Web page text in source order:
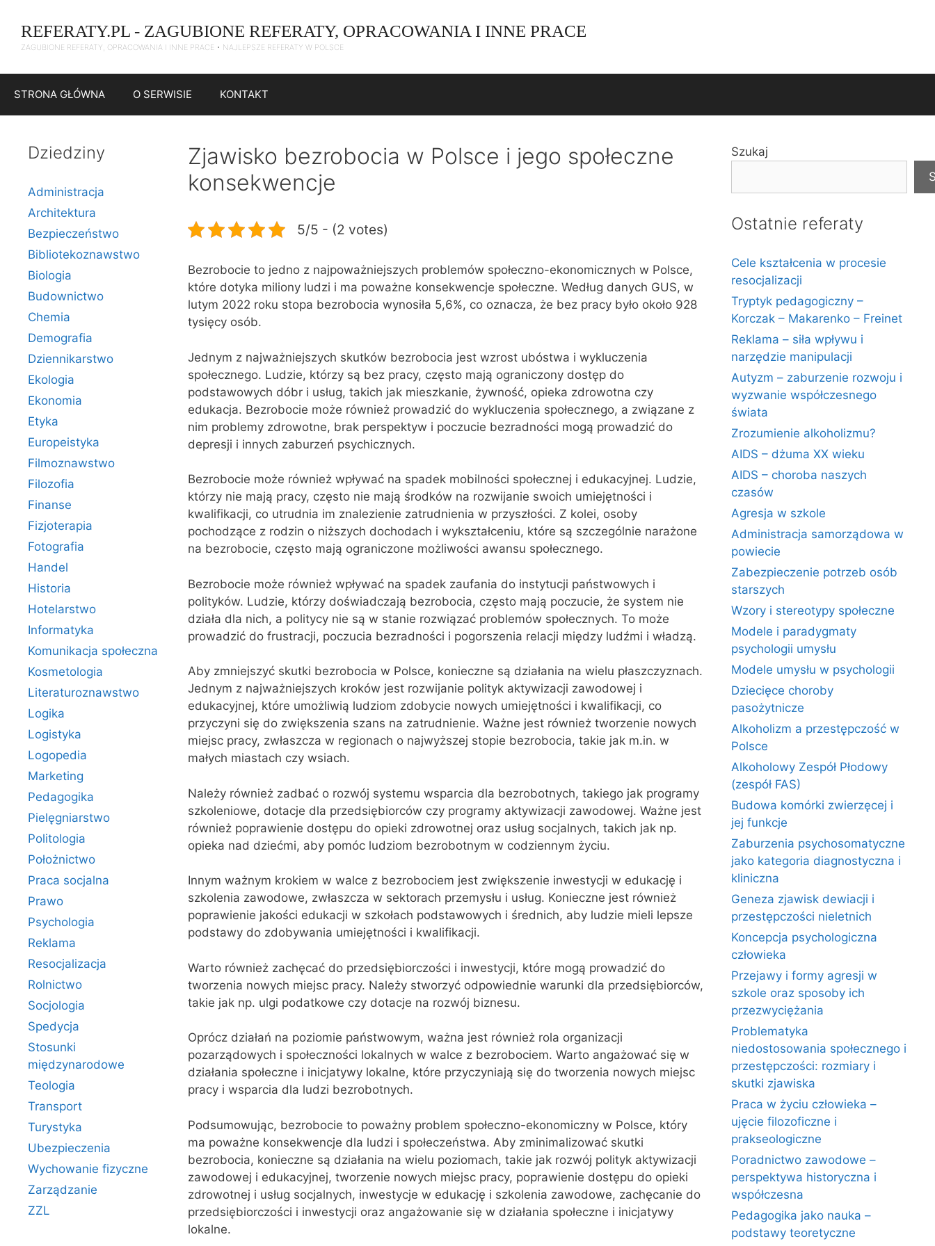
treści
REFERATY.PL - ZAGUBIONE REFERATY, OPRACOWANIA I INNE PRACE
ZAGUBIONE REFERATY, OPRACOWANIA I INNE PRACE • NAJLEPSZE REFERATY W POLSCE
STRONA GŁÓWNA O SERWISIE KONTAKT
Zjawisko bezrobocia w Polsce i jego społeczne
konsekwencje
5/5 - (2 votes)
Bezrobocie to jedno z najpoważniejszych problemów społeczno-ekonomicznych w Polsce,
które dotyka miliony ludzi i ma poważne konsekwencje społeczne. Według danych GUS, w
lutym 2022 roku stopa bezrobocia wynosiła 5,6%, co oznacza, że bez pracy było około 928
tysięcy osób.
Jednym z najważniejszych skutków bezrobocia jest wzrost ubóstwa i wykluczenia
społecznego. Ludzie, którzy są bez pracy, często mają ograniczony dostęp do
podstawowych dóbr i usług, takich jak mieszkanie, żywność, opieka zdrowotna czy
edukacja. Bezrobocie może również prowadzić do wykluczenia społecznego, a związane z
nim problemy zdrowotne, brak perspektyw i poczucie bezradności mogą prowadzić do
depresji i innych zaburzeń psychicznych.
Bezrobocie może również wpływać na spadek mobilności społecznej i edukacyjnej. Ludzie,
którzy nie mają pracy, często nie mają środków na rozwijanie swoich umiejętności i
kwalifikacji, co utrudnia im znalezienie zatrudnienia w przyszłości. Z kolei, osoby
pochodzące z rodzin o niższych dochodach i wykształceniu, które są szczególnie narażone
na bezrobocie, często mają ograniczone możliwości awansu społecznego.
Bezrobocie może również wpływać na spadek zaufania do instytucji państwowych i
polityków. Ludzie, którzy doświadczają bezrobocia, często mają poczucie, że system nie
działa dla nich, a politycy nie są w stanie rozwiązać problemów społecznych. To może
prowadzić do frustracji, poczucia bezradności i pogorszenia relacji między ludźmi i władzą.
Aby zmniejszyć skutki bezrobocia w Polsce, konieczne są działania na wielu płaszczyznach.
Jednym z najważniejszych kroków jest rozwijanie polityk aktywizacji zawodowej i
edukacyjnej, które umożliwią ludziom zdobycie nowych umiejętności i kwalifikacji, co
przyczyni się do zwiększenia szans na zatrudnienie. Ważne jest również tworzenie nowych
miejsc pracy, zwłaszcza w regionach o najwyższej stopie bezrobocia, takie jak m.in. w
małych miastach czy wsiach.
Należy również zadbać o rozwój systemu wsparcia dla bezrobotnych, takiego jak programy
szkoleniowe, dotacje dla przedsiębiorców czy programy aktywizacji zawodowej. Ważne jest
również poprawienie dostępu do opieki zdrowotnej oraz usług socjalnych, takich jak np.
opieka nad dziećmi, aby pomóc ludziom bezrobotnym w codziennym życiu.
Innym ważnym krokiem w walce z bezrobociem jest zwiększenie inwestycji w edukację i
szkolenia zawodowe, zwłaszcza w sektorach przemysłu i usług. Konieczne jest również
poprawienie jakości edukacji w szkołach podstawowych i średnich, aby ludzie mieli lepsze
podstawy do zdobywania umiejętności i kwalifikacji.
Warto również zachęcać do przedsiębiorczości i inwestycji, które mogą prowadzić do
tworzenia nowych miejsc pracy. Należy stworzyć odpowiednie warunki dla przedsiębiorców,
takie jak np. ulgi podatkowe czy dotacje na rozwój biznesu.
Oprócz działań na poziomie państwowym, ważna jest również rola organizacji
pozarządowych i społeczności lokalnych w walce z bezrobociem. Warto angażować się w
działania społeczne i inicjatywy lokalne, które przyczyniają się do tworzenia nowych miejsc
pracy i wsparcia dla ludzi bezrobotnych.
Podsumowując, bezrobocie to poważny problem społeczno-ekonomiczny w Polsce, który
ma poważne konsekwencje dla ludzi i społeczeństwa. Aby zminimalizować skutki
bezrobocia, konieczne są działania na wielu poziomach, takie jak rozwój polityk aktywizacji
zawodowej i edukacyjnej, tworzenie nowych miejsc pracy, poprawienie dostępu do opieki
zdrowotnej i usług socjalnych, inwestycje w edukację i szkolenia zawodowe, zachęcanie do
przedsiębiorczości i inwestycji oraz angażowanie się w działania społeczne i inicjatywy
lokalne.
Dziedziny
Administracja
Architektura
Bezpieczeństwo
Bibliotekoznawstwo
Biologia
Budownictwo
Chemia
Demografia
Dziennikarstwo
Ekologia
Ekonomia
Etyka
Europeistyka
Filmoznawstwo
Filozofia
Finanse
Fizjoterapia
Fotografia
Handel
Historia
Hotelarstwo
Informatyka
Komunikacja społeczna
Kosmetologia
Literaturoznawstwo
Logika
Logistyka
Logopedia
Marketing
Pedagogika
Pielęgniarstwo
Politologia
Położnictwo
Praca socjalna
Prawo
Psychologia
Reklama
Resocjalizacja
Rolnictwo
Socjologia
Spedycja
Stosunki
międzynarodowe
Teologia
Transport
Turystyka
Ubezpieczenia
Wychowanie fizyczne
Zarządzanie
ZZL
Szukaj
Ostatnie referaty
Cele kształcenia w procesie
resocjalizacji
Tryptyk pedagogiczny –
Korczak – Makarenko – Freinet
Reklama – siła wpływu i
narzędzie manipulacji
Autyzm – zaburzenie rozwoju i
wyzwanie współczesnego
świata
Zrozumienie alkoholizmu?
AIDS – dżuma XX wieku
AIDS – choroba naszych
czasów
Agresja w szkole
Administracja samorządowa w
powiecie
Zabezpieczenie potrzeb osób
starszych
Wzory i stereotypy społeczne
Modele i paradygmaty
psychologii umysłu
Modele umysłu w psychologii
Dziecięce choroby
pasożytnicze
Alkoholizm a przestępczość w
Polsce
Alkoholowy Zespół Płodowy
(zespół FAS)
Budowa komórki zwierzęcej i
jej funkcje
Zaburzenia psychosomatyczne
jako kategoria diagnostyczna i
kliniczna
Geneza zjawisk dewiacji i
przestępczości nieletnich
Koncepcja psychologiczna
człowieka
Przejawy i formy agresji w
szkole oraz sposoby ich
przezwyciężania
Problematyka
niedostosowania społecznego i
przestępczości: rozmiary i
skutki zjawiska
Praca w życiu człowieka –
ujęcie filozoficzne i
prakseologiczne
Poradnictwo zawodowe –
perspektywa historyczna i
współczesna
Pedagogika jako nauka –
podstawy teoretyczne